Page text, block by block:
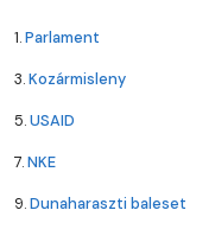
1.Parlament
3.Kozármisleny
5.USAID
7.NKE
9.Dunaharaszti baleset